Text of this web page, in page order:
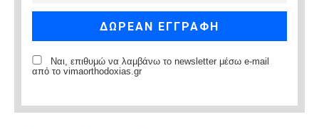
Ναι, επιθυμώ να λαμβάνω το newsletter μέσω e-mail
από το vimaorthodoxias.gr